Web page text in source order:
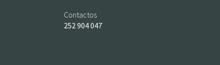
Contactos
252 904 047